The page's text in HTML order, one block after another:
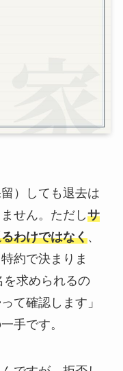
）しても退去は
せん。ただしサ
わけではなく、
約で決まりま
求められるの
て確認します」
手です。